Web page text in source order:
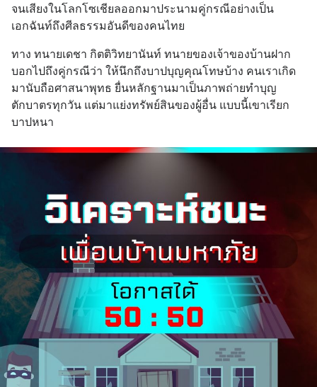
จนเสียงในโลกโซเชียลออกมาประนามคู่กรณีอย่างเป็น
เอกฉันท์ถึงศีลธรรมอันดีของคนไทย
ทาง ทนายเดชา กิตติวิทยานันท์ ทนายของเจ้าของบ้านฝาก
บอกไปถึงคู่กรณีว่า ให้นึกถึงบาปบุญคุณโทษบ้าง คนเราเกิด
มานับถือศาสนาพุทธ ยื่นหลักฐานมาเป็นภาพถ่ายทำบุญ
ตักบาตรทุกวัน แต่มาแย่งทรัพย์สินของผู้อื่น แบบนี้เขาเรียก
บาปหนา